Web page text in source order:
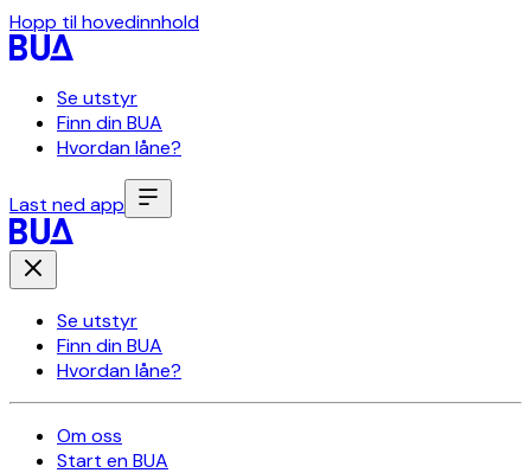
Hopp til hovedinnhold
Se utstyr
Finn din BUA
Hvordan låne?
Last ned app
Se utstyr
Finn din BUA
Hvordan låne?
Om oss
Start en BUA